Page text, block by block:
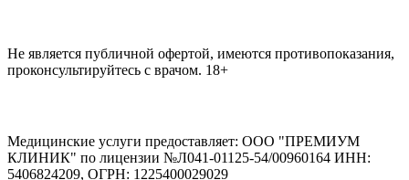
Не является публичной офертой, имеются противопоказания,
проконсультируйтесь с врачом. 18+
Медицинские услуги предоставляет: ООО "ПРЕМИУМ
КЛИНИК" по лицензии №Л041-01125-54/00960164 ИНН:
5406824209, ОГРН: 1225400029029